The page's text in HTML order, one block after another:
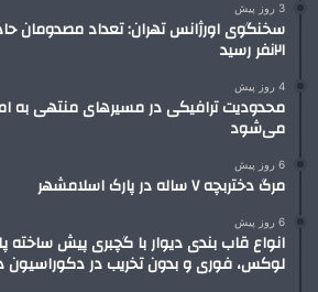
3 روز پیش
سخنگوی اورژانس تهران: تعداد مصدومان
۲۱نفر رسید
4 روز پیش
محدودیت ترافیکی در مسیرهای منتهی به
می‌شود
6 روز پیش
مرگ دختربچه ۷ ساله در پارک اسلامشهر
6 روز پیش
انواع قاب بندی دیوار با گچبری پیش ساخته
لوکس، فوری و بدون تخریب در دکوراسیون